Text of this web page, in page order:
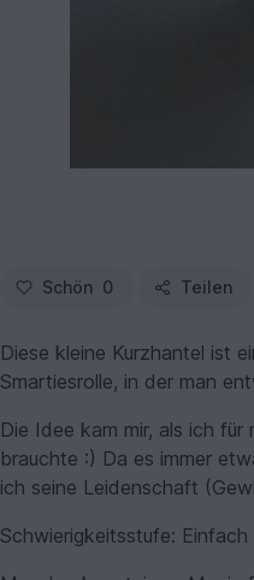
Schön 0 Teilen
Diese kleine Kurzhantel ist
Smartiesrolle, in der man
Die Idee kam mir, als ich
brauchte :) Da es immer
ich seine Leidenschaft
Schwierigkeitsstufe: Einfach